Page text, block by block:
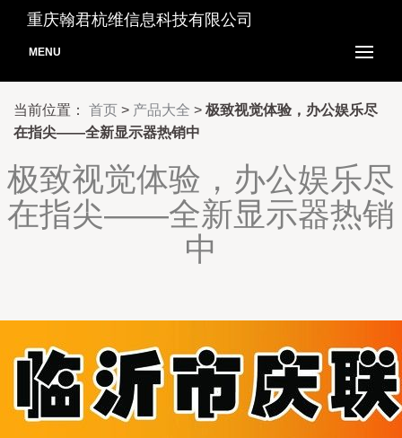
重庆翰君杭维信息科技有限公司
MENU
当前位置： 首页 > 产品大全 > 极致视觉体验，办公娱乐尽
在指尖——全新显示器热销中
极致视觉体验，办公娱乐尽
在指尖——全新显示器热销
中